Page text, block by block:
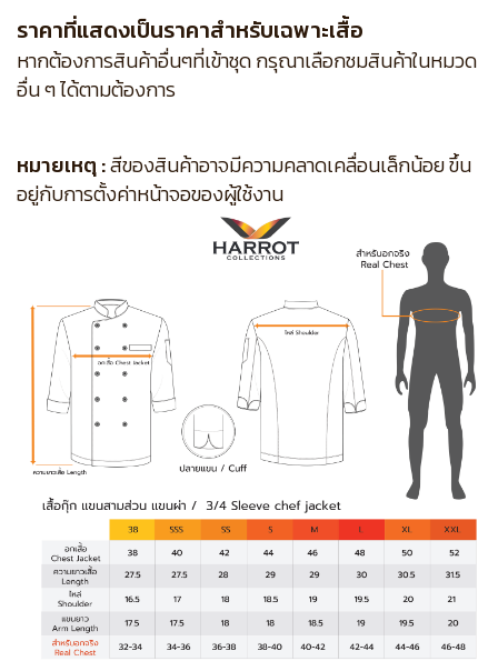
ราคาที่แสดงเป็นราคาสำหรับเฉพาะเสื้อ
หากต้องการสินค้าอื่นๆที่เข้าชุด กรุณาเลือกชมสินค้าในหมวด
อื่น ๆ ได้ตามต้องการ
หมายเหตุ :สีของสินค้าอาจมีความคลาดเคลื่อนเล็กน้อย ขึ้น
อยู่กับการตั้งค่าหน้าจอของผู้ใช้งาน